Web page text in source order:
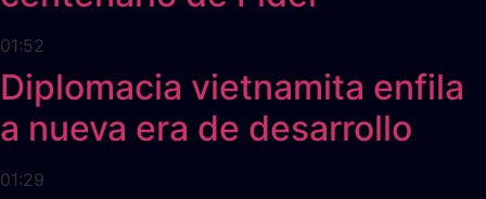
01:52
Diplomacia vietnamita enfila
a nueva era de desarrollo
01:29